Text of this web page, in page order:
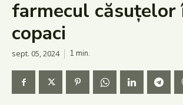
Dezvoltare rurală
Turism
Vinării
Patrimoniu
farmecul căsuțelor
copaci
sept. 05, 2024 1 min.